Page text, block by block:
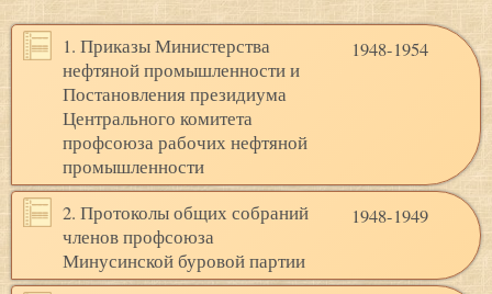
1. Приказы Министерства
нефтяной промышленности и
Постановления президиума
Центрального комитета
профсоюза рабочих нефтяной
промышленности
1948-1954
2. Протоколы общих собраний
членов профсоюза
Минусинской буровой партии
1948-1949